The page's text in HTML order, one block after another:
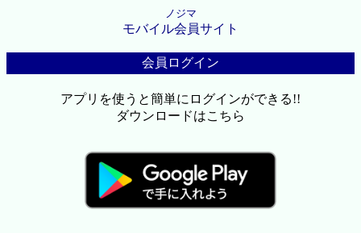
ノジマ
モバイル会員サイト
会員ログイン
アプリを使うと簡単にログインができる!!
ダウンロードはこちら